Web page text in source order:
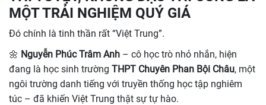
MỘT TRẢI NGHIỆM QUÝ GIÁ
Đó chính là tinh thần rất “Việt Trung”.
🌼 Nguyễn Phúc Trâm Anh – cô học trò nhỏ nhắn, hiện
đang là học sinh trường THPT Chuyên Phan Bội Châu, một
ngôi trường danh tiếng với truyền thống học tập nghiêm
túc – đã khiến Việt Trung thật sự tự hào.